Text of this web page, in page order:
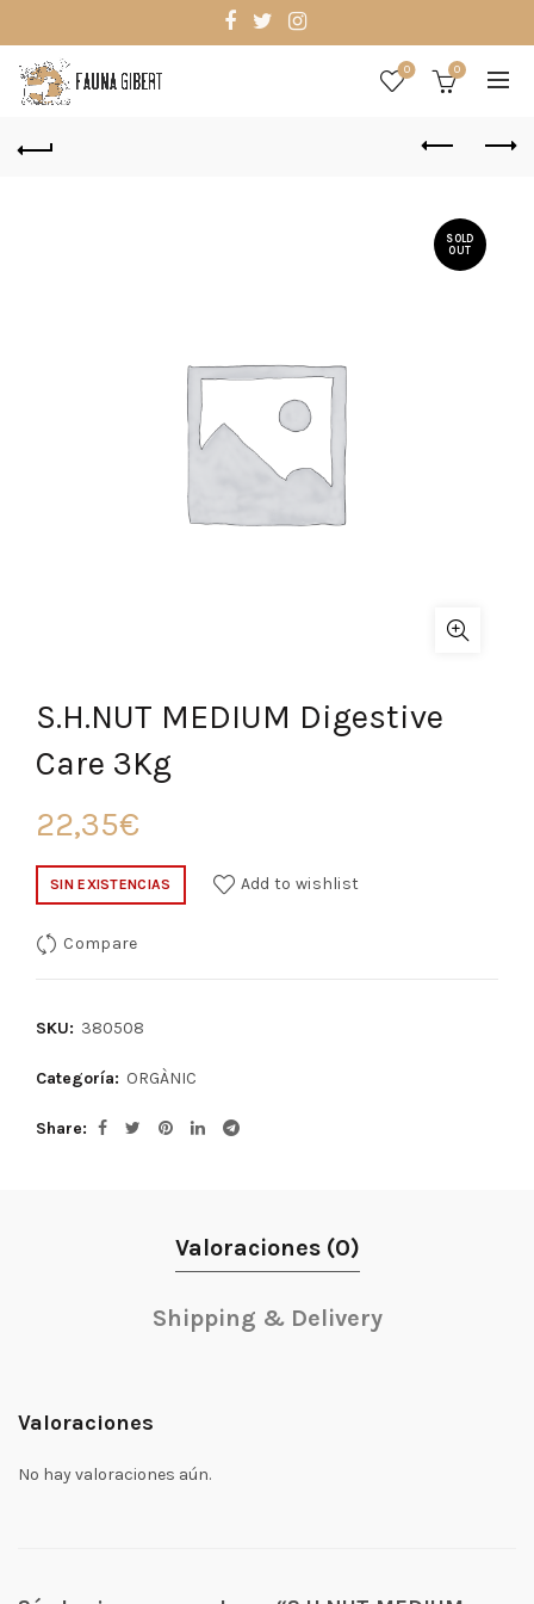
0 0
SOLD
OUT
S.H.NUT MEDIUM Digestive
Care 3Kg
22,35€
SIN EXISTENCIAS Add to wishlist
Compare
SKU: 380508
Categoría: ORGÀNIC
Share
Valoraciones (0)
Shipping & Delivery
Valoraciones
No hay valoraciones aún.